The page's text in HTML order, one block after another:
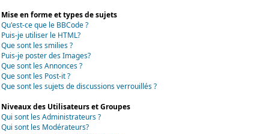
Mise en forme et types de sujets
Qu'est-ce que le BBCode ?
Puis-je utiliser le HTML?
Que sont les smilies ?
Puis-je poster des Images?
Que sont les Annonces ?
Que sont les Post-it ?
Que sont les sujets de discussions verrouillés ?
Niveaux des Utilisateurs et Groupes
Qui sont les Administrateurs ?
Qui sont les Modérateurs?